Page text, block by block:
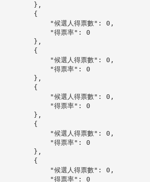
        },
        {
            "候選人得票數": 0,
            "得票率": 0
        },
        {
            "候選人得票數": 0,
            "得票率": 0
        },
        {
            "候選人得票數": 0,
            "得票率": 0
        },
        {
            "候選人得票數": 0,
            "得票率": 0
        },
        {
            "候選人得票數": 0,
            "得票率": 0